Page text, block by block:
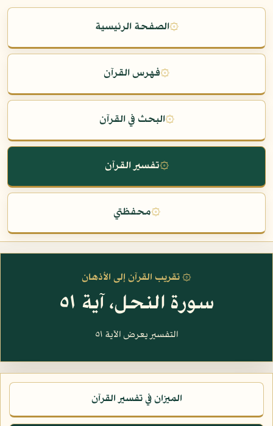
۞الصفحة الرئيسية
۞فهرس القرآن
۞البحث في القرآن
۞تفسير القرآن
۞محفظتي
۞ تقريب القرآن إلى الأذهان
سورة النحل، آية ٥١
التفسير يعرض الآية ٥١
الميزان في تفسير القرآن